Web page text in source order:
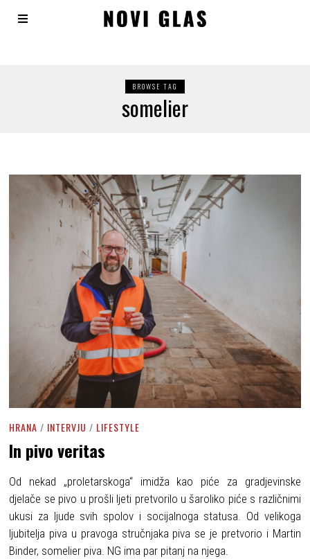
BROWSE TAG
somelier
HRANA / INTERVJU / LIFESTYLE
In pivo veritas
Od nekad „proletarskoga“ imidža kao piće za gradjevinske
djelače se pivo u prošli ljeti pretvorilo u šaroliko piće s različnimi
ukusi za ljude svih spolov i socijalnoga statusa. Od velikoga
ljubitelja piva u pravoga stručnjaka piva se je pretvorio i Martin
Binder, somelier piva. NG ima par pitanj na njega.